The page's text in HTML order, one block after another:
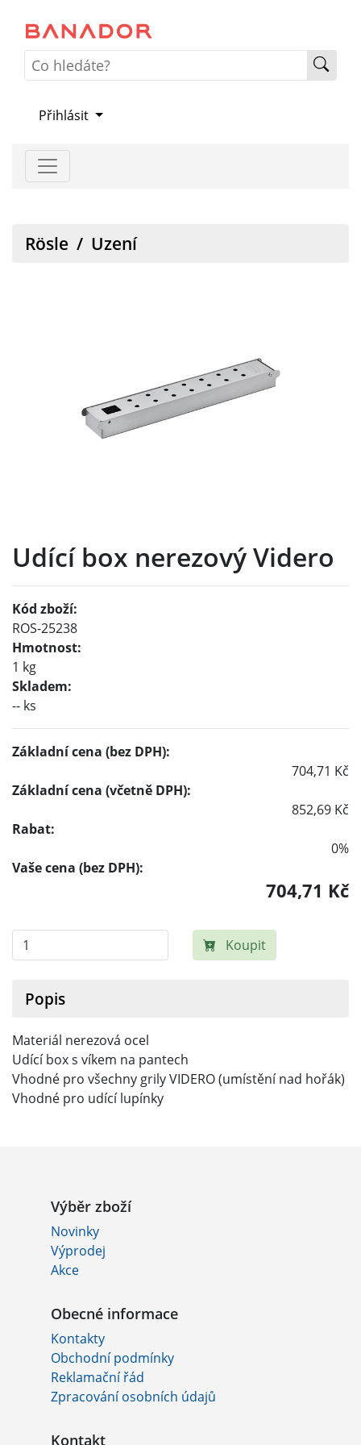
Přihlásit
Rösle / Uzení
Udící box nerezový Videro
Kód zboží:
ROS-25238
Hmotnost:
1 kg
Skladem:
-- ks
Základní cena (bez DPH):
704,71 Kč
Základní cena (včetně DPH):
852,69 Kč
Rabat:
0%
Vaše cena (bez DPH):
704,71 Kč
Koupit
Popis
Materiál nerezová ocel
Udící box s víkem na pantech
Vhodné pro všechny grily VIDERO (umístění nad hořák)
Vhodné pro udící lupínky
Výběr zboží
Novinky
Výprodej
Akce
Obecné informace
Kontakty
Obchodní podmínky
Reklamační řád
Zpracování osobních údajů
Kontakt